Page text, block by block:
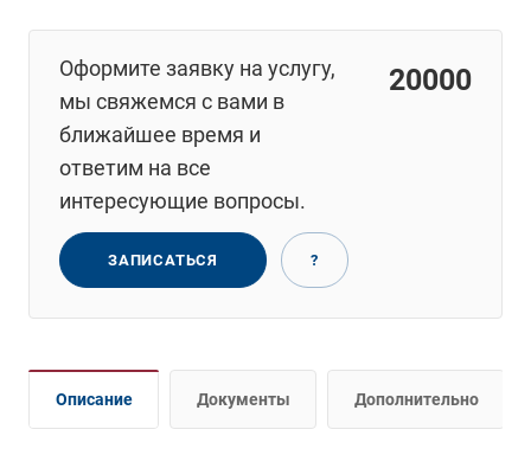
Оформите заявку на услугу,
мы свяжемся с вами в
ближайшее время и
ответим на все
интересующие вопросы.
20000
ЗАПИСАТЬСЯ ?
Описание Документы Дополнительно